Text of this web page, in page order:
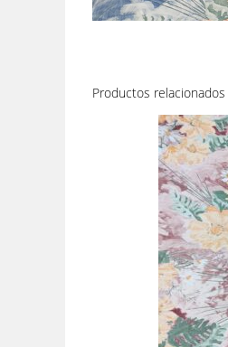
Productos relacionados